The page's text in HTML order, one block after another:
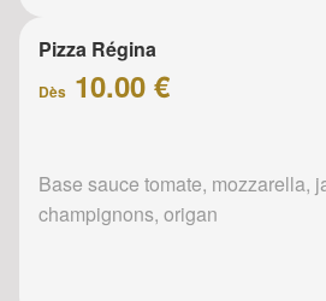
Pizza Régina
Dès 10.00 €
Base sauce tomate, mozzarella,
champignons, origan